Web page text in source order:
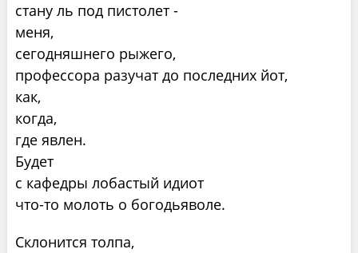
стану ль под пистолет -
меня,
сегодняшнего рыжего,
профессора разучат до последних йот,
как,
когда,
где явлен.
Будет
с кафедры лобастый идиот
что-то молоть о богодьяволе.
Склонится толпа,